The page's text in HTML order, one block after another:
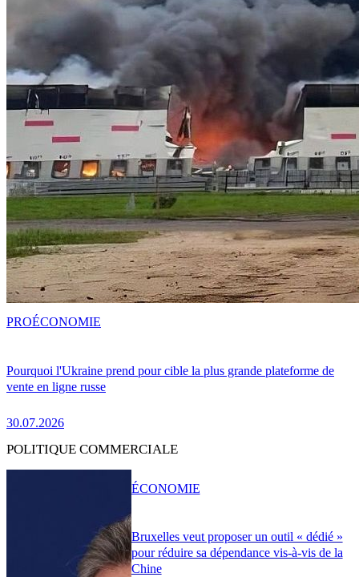
Pourquoi l'Ukraine prend pour cible la plus grande plateforme de
vente en ligne russe
30.07.2026
PROÉCONOMIE
POLITIQUE COMMERCIALE
Bruxelles veut proposer un outil « dédié »
pour réduire sa dépendance vis-à-vis de la
Chine
ÉCONOMIE